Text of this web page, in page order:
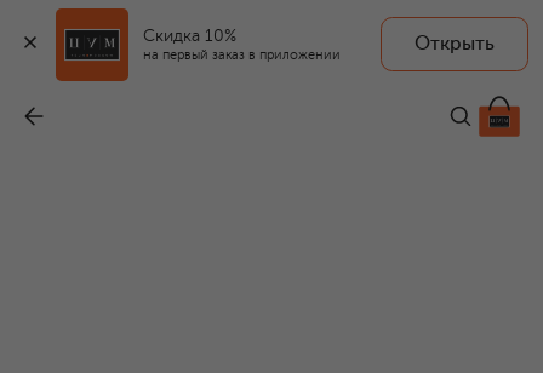
Скидка 10%
на первый заказ в приложении
Открыть
5 590 ₽